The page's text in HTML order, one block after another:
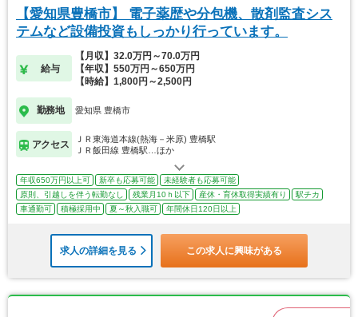
【愛知県豊橋市】 電子薬歴や分包機、散剤監査シス
テムなど設備投資もしっかり行っています。
給与
【月収】32.0万円～70.0万円
【年収】550万円～650万円
【時給】1,800円～2,500円
勤務地 愛知県 豊橋市
アクセス
ＪＲ東海道本線(熱海－米原) 豊橋駅
ＪＲ飯田線 豊橋駅…ほか
年収650万円以上可 新卒も応募可能
未経験者も応募可能
原則、引越しを伴う転勤なし
残業月10ｈ以下 産休・育休取得実績有り
駅チカ
車通勤可
積極採用中 夏～秋入職可 年間休日120日以上
求人の詳細を見る この求人に興味がある